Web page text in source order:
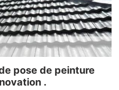
pose de peinture
.